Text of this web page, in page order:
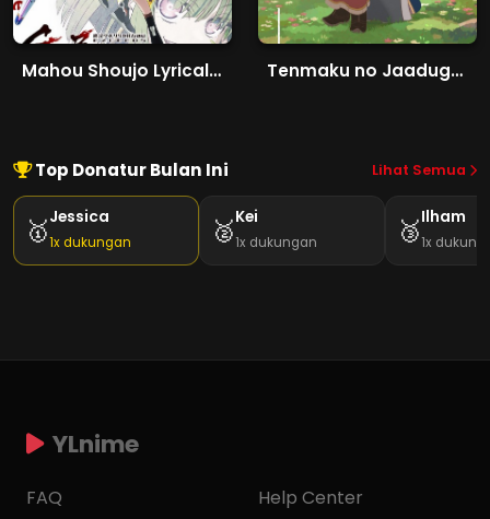
Mahou Shoujo Lyrical Nanoha EXCEEDS Tenmaku no Jaadugar
Top Donatur Bulan Ini Lihat Semua
🥇Jessica
1x dukungan 🥈Kei
1x dukungan 🥉Ilham
1x
YLnime
FAQ
Help Center